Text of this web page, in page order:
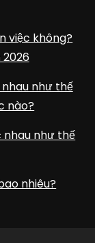
việc không?
như thế
nào?
nhau như thế
nhiêu?